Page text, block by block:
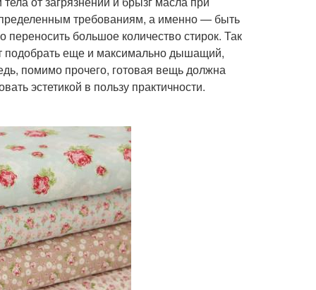
требованиям, а именно — быть
большое количество стирок. Так
подобрать еще и максимально дышащий,
помимо прочего, готовая вещь должна
эстетикой в пользу практичности.